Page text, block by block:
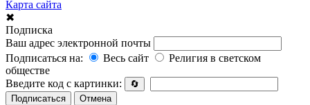
Карта сайта
✖
Подписка
Ваш адрес электронной почты
Подписаться на:
Весь сайт
Религия в светском
обществе
Введите код с картинки:
🔄
Подписаться
Отмена